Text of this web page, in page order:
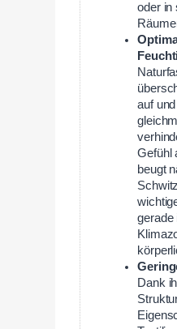
oder in
auf
Gefühl
beugt
gerade
Dank